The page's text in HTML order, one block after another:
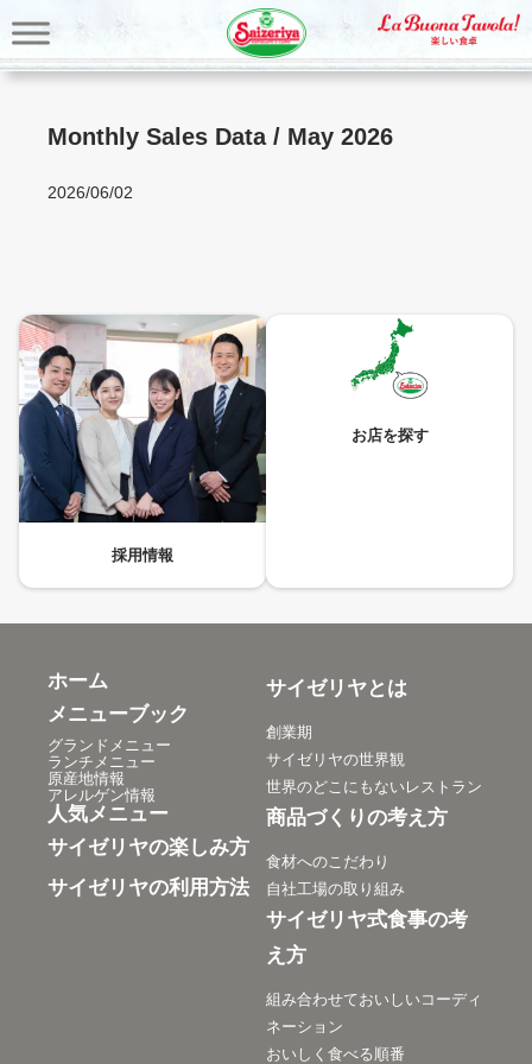
容
を
Monthly Sales Data / May 2026
2026/06/02
採用情報
お店を探す
ホーム
メニューブック
グランドメニュー
ランチメニュー
原産地情報
アレルゲン情報
人気メニュー
サイゼリヤの楽しみ方
サイゼリヤの利用方法
サイゼリヤとは
創業期
サイゼリヤの世界観
世界のどこにもないレストラン
商品づくりの考え方
食材へのこだわり
自社工場の取り組み
サイゼリヤ式食事の考
え方
組み合わせておいしいコーディ
ネーション
おいしく食べる順番